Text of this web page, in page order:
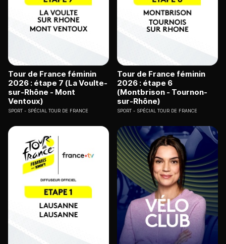
Tour de France féminin
2026 : étape 7 (La Voulte-
sur-Rhône - Mont
Ventoux)
SPORT SPÉCIAL TOUR DE FRANCE
Tour de France féminin
2026 : étape 6
(Montbrison - Tournon-
sur-Rhône)
SPORT SPÉCIAL TOUR DE FRANCE